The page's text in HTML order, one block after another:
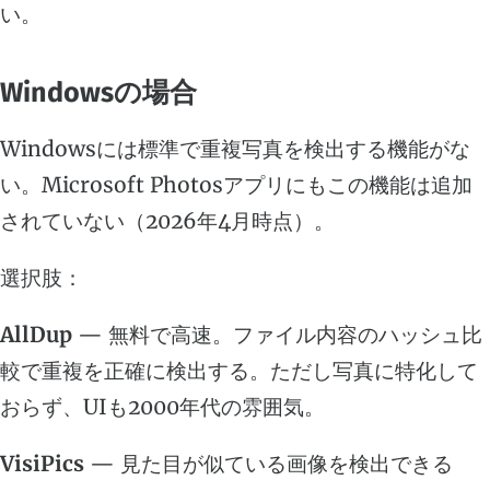
い。
Windowsの場合
Windowsには標準で重複写真を検出する機能がな
い。Microsoft Photosアプリにもこの機能は追加
されていない（2026年4月時点）。
選択肢：
AllDup — 無料で高速。ファイル内容のハッシュ比
較で重複を正確に検出する。ただし写真に特化して
おらず、UIも2000年代の雰囲気。
VisiPics — 見た目が似ている画像を検出できる